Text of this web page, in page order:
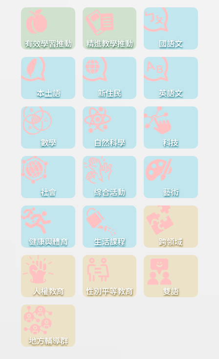
有效學習推動 精進教學推動 國語文
本土語 新住民 英語文
數學 自然科學 科技
社會 綜合活動 藝術
健康與體育 生活課程 跨領域
人權教育 性別平等教育 雙語
地方輔導群